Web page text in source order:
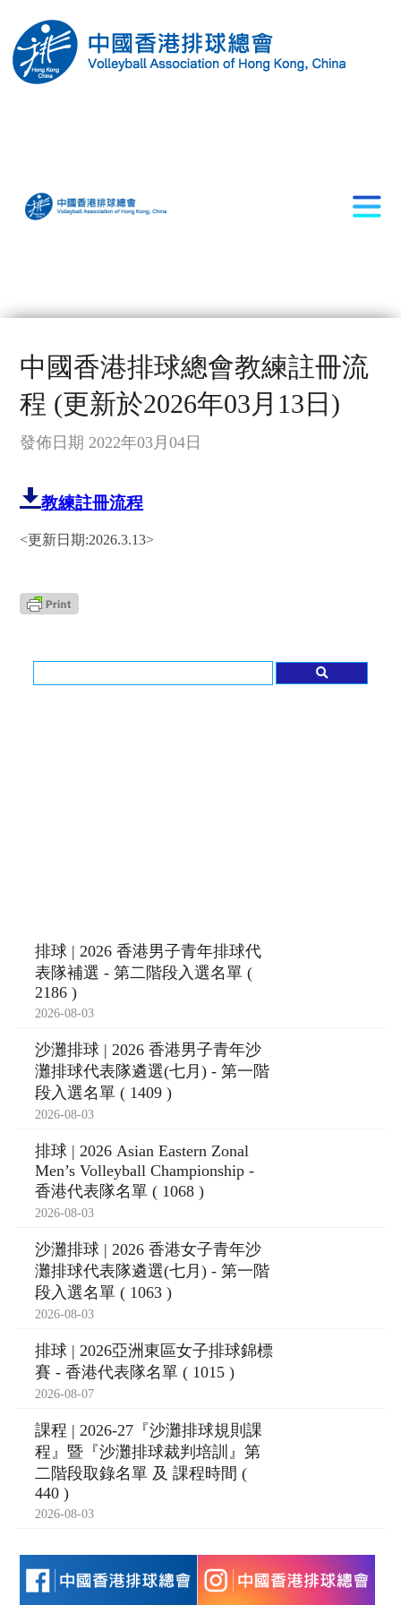
中國香港排球總會教練註冊流
程 (更新於2026年03月13日)
發佈日期 2022年03月04日
教練註冊流程
<更新日期:2026.3.13>
排球 | 2026 香港男子青年排球代
表隊補選 - 第二階段入選名單 (
2186 )
2026-08-03
沙灘排球 | 2026 香港男子青年沙
灘排球代表隊遴選(七月) - 第一階
段入選名單 ( 1409 )
2026-08-03
排球 | 2026 Asian Eastern Zonal
Men’s Volleyball Championship -
香港代表隊名單 ( 1068 )
2026-08-03
沙灘排球 | 2026 香港女子青年沙
灘排球代表隊遴選(七月) - 第一階
段入選名單 ( 1063 )
2026-08-03
排球 | 2026亞洲東區女子排球錦標
賽 - 香港代表隊名單 ( 1015 )
2026-08-07
課程 | 2026-27『沙灘排球規則課
程』暨『沙灘排球裁判培訓』第
二階段取錄名單 及 課程時間 (
440 )
2026-08-03